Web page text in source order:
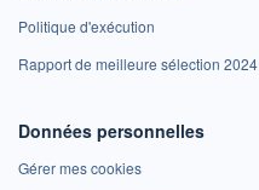
Politique d'exécution
Rapport de meilleure sélection 2024
Données personnelles
Gérer mes cookies